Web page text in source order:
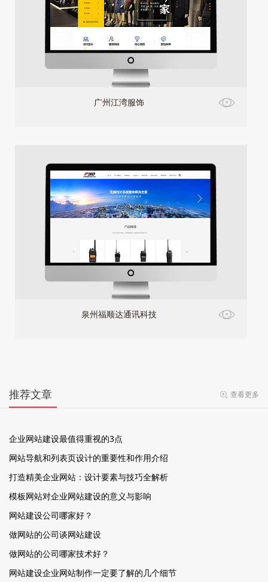
广州江湾服饰
泉州福顺达通讯科技
推荐文章 查看更多
企业网站建设最值得重视的3点
网站导航和列表页设计的重要性和作用介绍
打造精美企业网站：设计要素与技巧全解析
模板网站对企业网站建设的意义与影响
网站建设公司哪家好？
做网站的公司谈网站建设
做网站的公司哪家技术好？
网站建设企业网站制作一定要了解的几个细节